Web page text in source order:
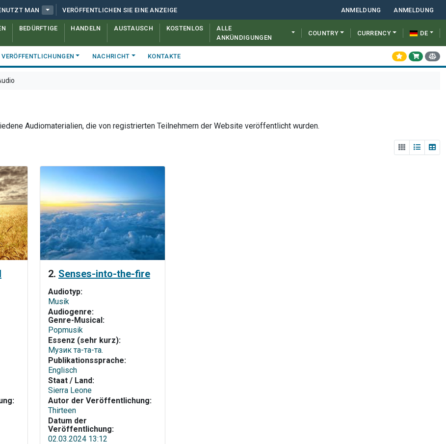
MAN VERÖFFENTLICHEN SIE EINE ANZEIGE ANMELDUNG ANMELDUNG
BEDÜRFTIGE HANDELN AUSTAUSCH KOSTENLOS
ALLE
ANKÜNDIGUNGEN
COUNTRY CURRENCY DE
VERÖFFENTLICHUNGEN NACHRICHT KONTAKTE
Audiomaterialien, die von registrierten Teilnehmern der Website veröffentlicht wurden.
2. Senses-into-the-fire
Audiotyp:
Musik
Audiogenre:
Genre-Musical:
Popmusik
Essenz (sehr kurz):
Музик та-та-та.
Publikationssprache:
Englisch
Staat / Land:
Sierra Leone
Autor der Veröffentlichung:
Thirteen
Datum der
Veröffentlichung:
02.03.2024 13:12